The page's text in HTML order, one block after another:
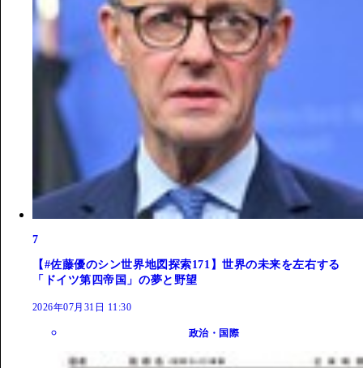
7
【#佐藤優のシン世界地図探索171】世界の未来を左右する
「ドイツ第四帝国」の夢と野望
2026年07月31日 11:30
政治・国際